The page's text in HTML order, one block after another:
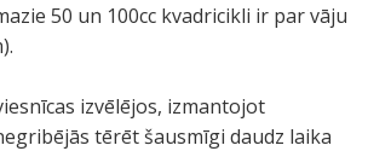
50 un 100cc kvadricikli ir par vāju
izvēlējos, izmantojot
tērēt šausmīgi daudz laika